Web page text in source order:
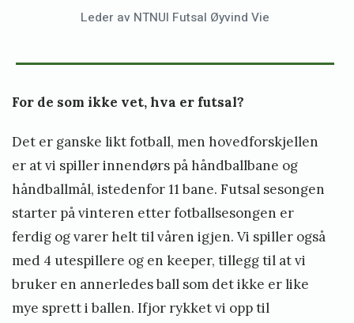
Leder av NTNUI Futsal Øyvind Vie
For de som ikke vet, hva er futsal?
Det er ganske likt fotball, men hovedforskjellen
er at vi spiller innendørs på håndballbane og
håndballmål, istedenfor 11 bane. Futsal sesongen
starter på vinteren etter fotballsesongen er
ferdig og varer helt til våren igjen. Vi spiller også
med 4 utespillere og en keeper, tillegg til at vi
bruker en annerledes ball som det ikke er like
mye sprett i ballen. Ifjor rykket vi opp til